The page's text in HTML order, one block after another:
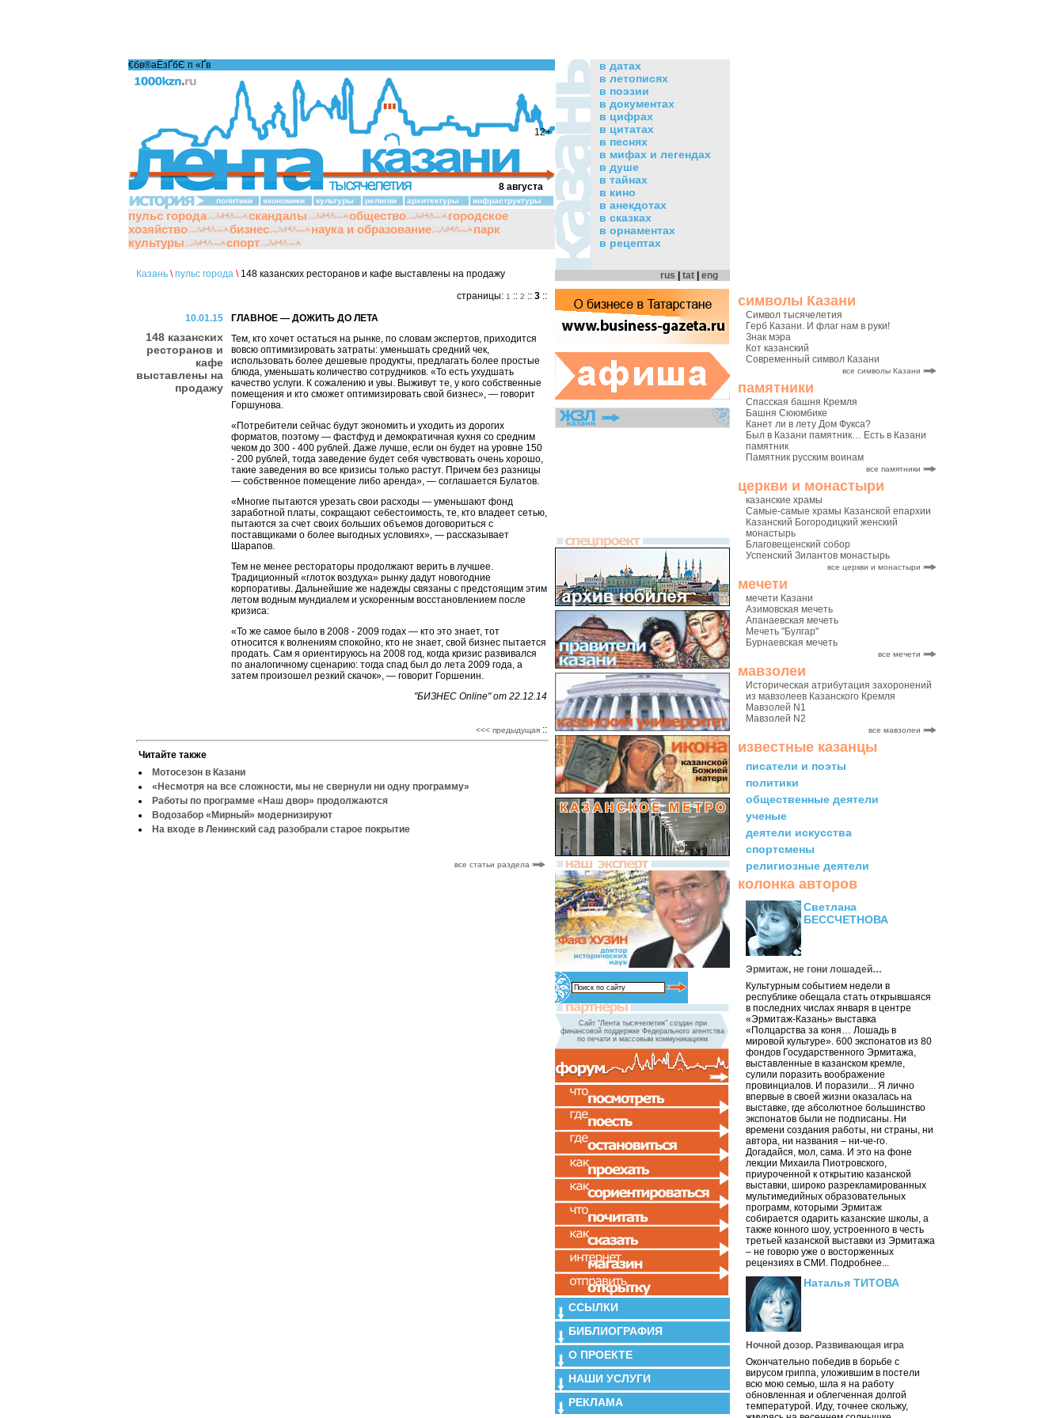
символы Казани
Символ тысячелетия
Герб Казани. И флаг нам в руки!
Знак мэра
Кот казанский
Современный символ Казани
все символы Казани
памятники
Спасская башня Кремля
Башня Сююмбике
Канет ли в лету Дом Фукса?
Был в Казани памятник… Есть в Казани
памятник
Памятник русским воинам
все памятники
церкви и монастыри
казанские храмы
Самые-самые храмы Казанской епархии
Казанский Богородицкий женский
монастырь
Благовещенский собор
Успенский Зилантов монастырь
все церкви и монастыри
мечети
мечети Казани
Азимовская мечеть
Апанаевская мечеть
Мечеть "Булгар"
Бурнаевская мечеть
все мечети
мавзолеи
Историческая атрибутация захоронений
из мавзолеев Казанского Кремля
Мавзолей N1
Мавзолей N2
все мавзолеи
известные казанцы
писатели и поэты
политики
общественные деятели
ученые
деятели искусства
спортсмены
религиозные деятели
колонка авторов
Светлана
БЕССЧЕТНОВА
Эрмитаж, не гони лошадей…
Культурным событием недели в
республике обещала стать открывшаяся
в последних числах января в центре
«Эрмитаж-Казань» выставка
«Полцарства за коня… Лошадь в
мировой культуре». 600 экспонатов из 80
фондов Государственного Эрмитажа,
выставленные в казанском кремле,
сулили поразить воображение
провинциалов. И поразили... Я лично
впервые в своей жизни оказалась на
выставке, где абсолютное большинство
экспонатов были не подписаны. Ни
времени создания работы, ни страны, ни
автора, ни названия – ни-че-го.
Догадайся, мол, сама. И это на фоне
лекции Михаила Пиотровского,
приуроченной к открытию казанской
выставки, широко разрекламированных
мультимедийных образовательных
программ, которыми Эрмитаж
собирается одарить казанские школы, а
также конного шоу, устроенного в честь
третьей казанской выставки из Эрмитажа
– не говорю уже о восторженных
рецензиях в СМИ. Подробнее...
Наталья ТИТОВА
Ночной дозор. Развивающая игра
Окончательно победив в борьбе с
вирусом гриппа, уложившим в постели
всю мою семью, шла я на работу
обновленная и облегченная долгой
температурой. Иду, точнее скольжу,
12+
€бв®аЁзҐбЄ п «Ґ­в
8 августа
политики экономики культуры религии архитектуры инфраструктуры
пульс города скандалы общество
городское
хозяйство
бизнес наука и образование
парк
культуры
спорт
Казань \ пульс города \148 казанских ресторанов и кафе выставлены на продажу
страницы: 1 :: 2 :: 3 ::
10.01.15
148 казанских
ресторанов и
кафе
выставлены на
продажу
ГЛАВНОЕ — ДОЖИТЬ ДО ЛЕТА
Тем, кто хочет остаться на рынке, по словам экспертов, приходится
вовсю оптимизировать затраты: уменьшать средний чек,
использовать более дешевые продукты, предлагать более простые
блюда, уменьшать количество сотрудников. «То есть ухудшать
качество услуги. К сожалению и увы. Выживут те, у кого собственные
помещения и кто сможет оптимизировать свой бизнес», — говорит
Горшунова.
«Потребители сейчас будут экономить и уходить из дорогих
форматов, поэтому — фастфуд и демократичная кухня со средним
чеком до 300 - 400 рублей. Даже лучше, если он будет на уровне 150
- 200 рублей, тогда заведение будет себя чувствовать очень хорошо,
такие заведения во все кризисы только растут. Причем без разницы
— собственное помещение либо аренда», — соглашается Булатов.
«Многие пытаются урезать свои расходы — уменьшают фонд
заработной платы, сокращают себестоимость, те, кто владеет сетью,
пытаются за счет своих больших объемов договориться с
поставщиками о более выгодных условиях», — рассказывает
Шарапов.
Тем не менее рестораторы продолжают верить в лучшее.
Традиционный «глоток воздуха» рынку дадут новогодние
корпоративы. Дальнейшие же надежды связаны с предстоящим этим
летом водным мундиалем и ускоренным восстановлением после
кризиса:
«То же самое было в 2008 - 2009 годах — кто это знает, тот
относится к волнениям спокойно, кто не знает, свой бизнес пытается
продать. Сам я ориентируюсь на 2008 год, когда кризис развивался
по аналогичному сценарию: тогда спад был до лета 2009 года, а
затем произошел резкий скачок», — говорит Горшенин.
"БИЗНЕС Online" от 22.12.14
<<< предыдущая ::
Читайте также
Мотосезон в Казани
«Несмотря на все сложности, мы не свернули ни одну программу»
Работы по программе «Наш двор» продолжаются
Водозабор «Мирный» модернизируют
На входе в Ленинский сад разобрали старое покрытие
все статьи раздела
в датах
в летописях
в поэзии
в документах
в цифрах
в цитатах
в песнях
в мифах и легендах
в душе
в тайнах
в кино
в анекдотах
в сказках
в орнаментах
в рецептах
rus tat eng
Сайт "Лента тысячелетия" создан при
финансовой поддержке Федерального агентства
по печати и массовым коммуникациям
ССЫЛКИ
БИБЛИОГРАФИЯ
О ПРОЕКТЕ
НАШИ УСЛУГИ
РЕКЛАМА